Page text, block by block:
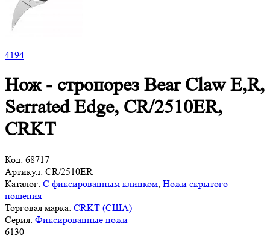
4194
Нож - стропорез Bear Claw E,R,
Serrated Edge, CR/2510ER,
CRKT
Код: 68717
Артикул: CR/2510ER
Каталог: С фиксированным клинком Ножи скрытого
ношения
Торговая марка: CRKT (США)
Серия: Фиксированные ножи
6130